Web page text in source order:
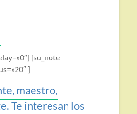
[su_note
]
maestro,
Te interesan los